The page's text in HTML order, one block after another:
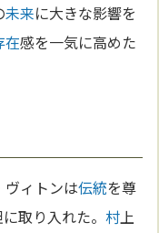
未来に大きな影響を
在感を一気に高めた
ヴィトンは伝統を尊
取り入れた。村 上